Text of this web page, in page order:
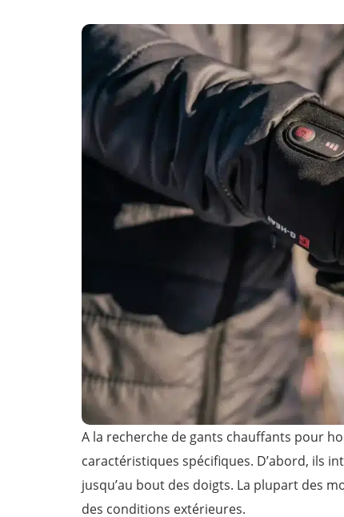
A la recherche de gants chauffants pour
caractéristiques spécifiques. D’abord, ils
jusqu’au bout des doigts. La plupart des
des conditions extérieures.